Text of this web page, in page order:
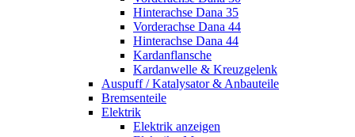
Hinterachse Dana 35
Vorderachse Dana 44
Hinterachse Dana 44
Kardanflansche
Kardanwelle & Kreuzgelenk
Auspuff / Katalysator & Anbauteile
Bremsenteile
Elektrik
Elektrik anzeigen